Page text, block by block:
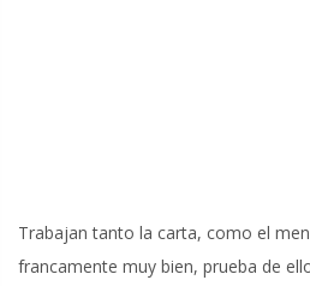
Trabajan tanto la carta, como el
francamente muy bien, prueba de